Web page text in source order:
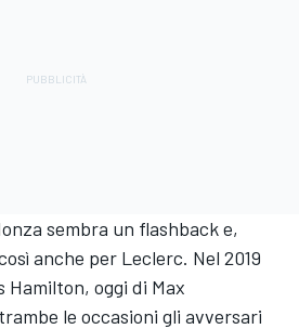
sembra un flashback e,
anche per Leclerc. Nel 2019
Hamilton, oggi di Max
le occasioni gli avversari